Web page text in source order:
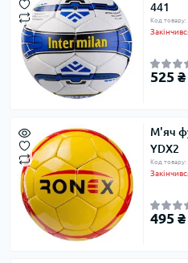
441
Код
525 ₴
М'яч
YDX2
Код
495 ₴